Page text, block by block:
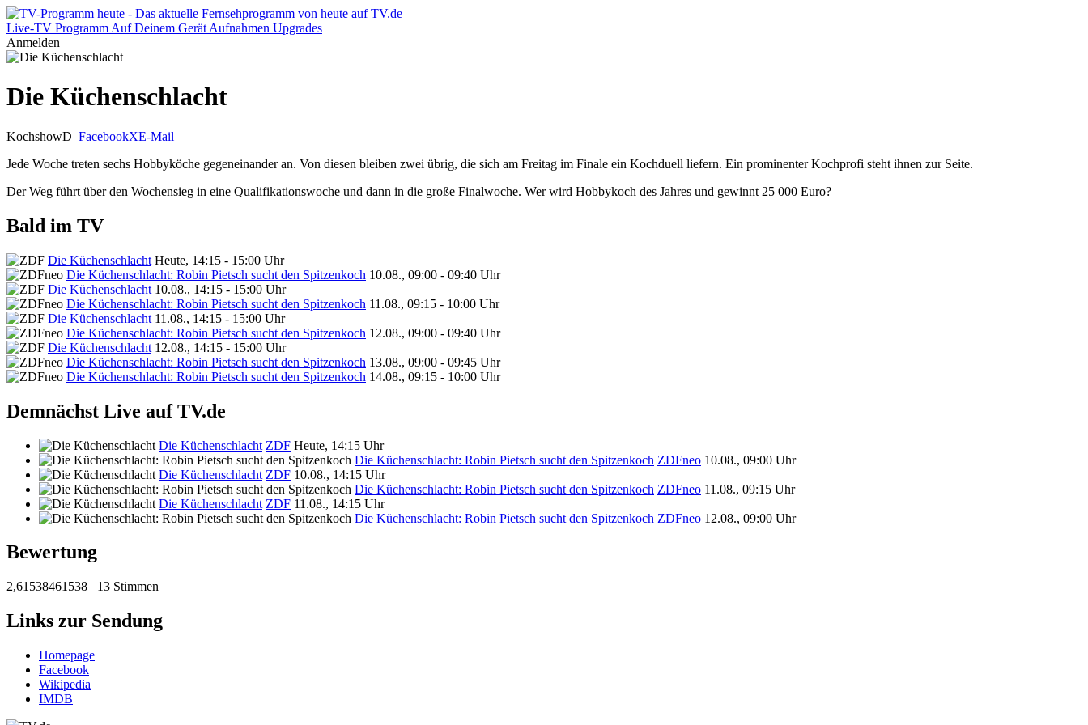
Live-TV Programm Auf Deinem Gerät Aufnahmen Upgrades
Anmelden
Die Küchenschlacht
KochshowD FacebookXE-Mail
Jede Woche treten sechs Hobbyköche gegeneinander an. Von diesen bleiben zwei übrig, die sich am Freitag im Finale ein Kochduell liefern. Ein prominenter Kochprofi steht ihnen zur Seite.
Der Weg führt über den Wochensieg in eine Qualifikationswoche und dann in die große Finalwoche. Wer wird Hobbykoch des Jahres und gewinnt 25 000 Euro?
Bald im TV
Die Küchenschlacht Heute, 14:15 - 15:00 Uhr
Die Küchenschlacht: Robin Pietsch sucht den Spitzenkoch 10.08., 09:00 - 09:40 Uhr
Die Küchenschlacht 10.08., 14:15 - 15:00 Uhr
Die Küchenschlacht: Robin Pietsch sucht den Spitzenkoch 11.08., 09:15 - 10:00 Uhr
Die Küchenschlacht 11.08., 14:15 - 15:00 Uhr
Die Küchenschlacht: Robin Pietsch sucht den Spitzenkoch 12.08., 09:00 - 09:40 Uhr
Die Küchenschlacht 12.08., 14:15 - 15:00 Uhr
Die Küchenschlacht: Robin Pietsch sucht den Spitzenkoch 13.08., 09:00 - 09:45 Uhr
Die Küchenschlacht: Robin Pietsch sucht den Spitzenkoch 14.08., 09:15 - 10:00 Uhr
Demnächst Live auf TV.de
Die Küchenschlacht ZDF Heute, 14:15 Uhr
Die Küchenschlacht: Robin Pietsch sucht den Spitzenkoch ZDFneo 10.08., 09:00 Uhr
Die Küchenschlacht ZDF 10.08., 14:15 Uhr
Die Küchenschlacht: Robin Pietsch sucht den Spitzenkoch ZDFneo 11.08., 09:15 Uhr
Die Küchenschlacht ZDF 11.08., 14:15 Uhr
Die Küchenschlacht: Robin Pietsch sucht den Spitzenkoch ZDFneo 12.08., 09:00 Uhr
Bewertung
2,61538461538 13 Stimmen
Links zur Sendung
Homepage
Facebook
Wikipedia
IMDB